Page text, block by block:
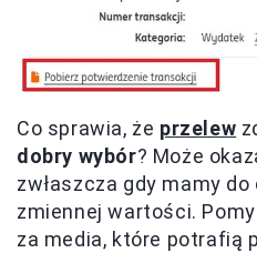
Co sprawia, że przelew
dobry wybór? Może
zwłaszcza gdy mamy
zmiennej wartości.
za media, które potrafią